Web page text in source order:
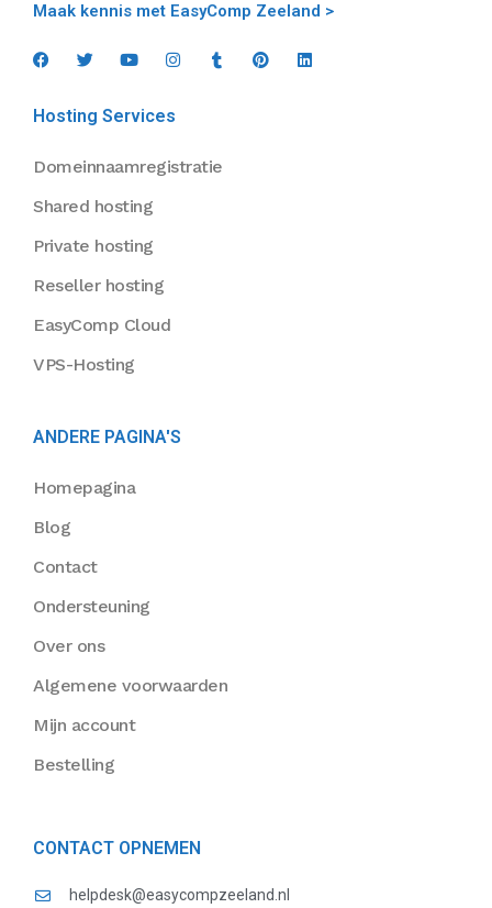
Maak kennis met EasyComp Zeeland >
Hosting Services
Domeinnaamregistratie
Shared hosting
Private hosting
Reseller hosting
EasyComp Cloud
VPS-Hosting
ANDERE PAGINA'S
Homepagina
Blog
Contact
Ondersteuning
Over ons
Algemene voorwaarden
Mijn account
Bestelling
CONTACT OPNEMEN
helpdesk@easycompzeeland.nl